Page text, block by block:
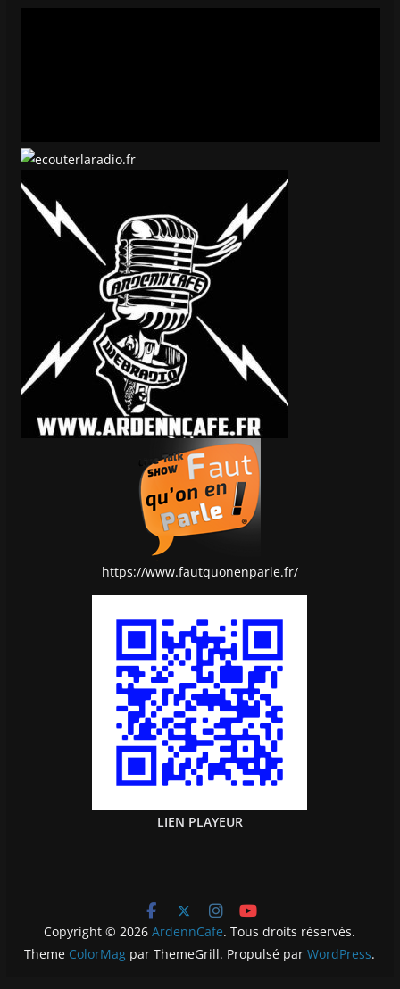
https://www.fautquonenparle.fr/
LIEN PLAYEUR
Copyright © 2026ArdennCafe. Tous droits réservés.
Theme ColorMag par ThemeGrill. Propulsé parWordPress.